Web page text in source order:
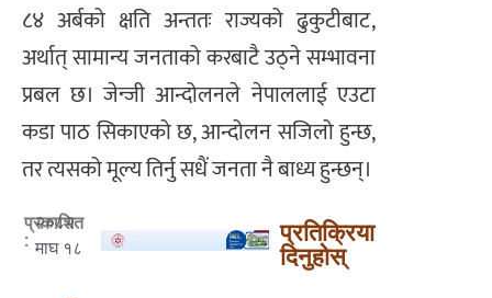
८४ अर्बको क्षति अन्ततः राज्यको ढुकुटीबाट,
अर्थात् सामान्य जनताको करबाटै उठ्ने सम्भावना
प्रबल छ। जेन्जी आन्दोलनले नेपाललाई एउटा
कडा पाठ सिकाएको छ, आन्दोलन सजिलो हुन्छ,
तर त्यसको मूल्य तिर्नु सधैं जनता नै बाध्य हुन्छन्।
प्रकाशित
:
२०८२
माघ १८
प्रतिक्रिया
दिनुहोस्